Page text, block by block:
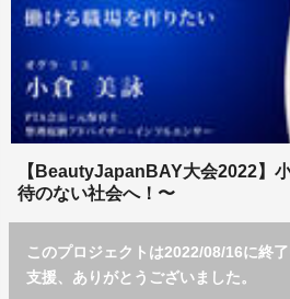
【BeautyJapanBAY大会2022】
待のない社会へ！〜
このプロジェクトは2022/08/16に終
支援、ありがとうございました。